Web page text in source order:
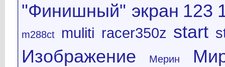
"Финишный" экран 123
m288ct muliti racer350z start
Изображение Мерин